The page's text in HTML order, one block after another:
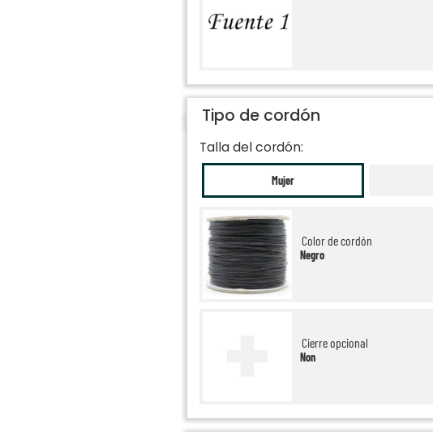
Tipo de cordón
Talla del cordón:
Mujer
Color de cordón
Negro
Cierre opcional
Non